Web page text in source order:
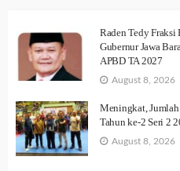
Raden Tedy Fraksi
Gubernur Jawa
APBD TA 2027
August 8, 2026
Meningkat, Jumlah
Tahun ke-2 Seri 2
August 8, 2026